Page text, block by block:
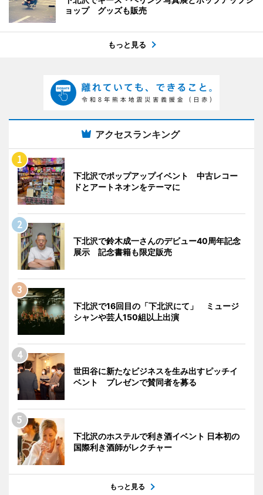
ョップ グッズも販売
もっと見る
アクセスランキング
下北沢でポップアップイベント 中古レコー
ドとアートネオンをテーマに
下北沢で鈴木成一さんのデビュー40周年記念
展示 記念書籍も限定販売
下北沢で16回目の「下北沢にて」 ミュージ
シャンや芸人150組以上出演
世田谷に新たなビジネスを生み出すピッチイ
ベント プレゼンで賛同者を募る
下北沢のホステルで利き酒イベント 日本初の
国際利き酒師がレクチャー
もっと見る